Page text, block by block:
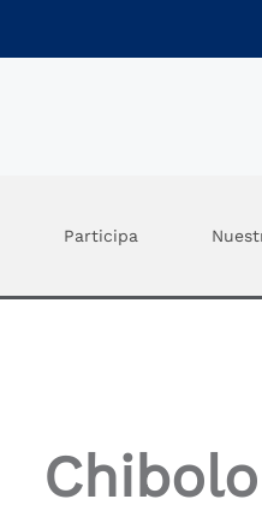
Participa
Chibolo